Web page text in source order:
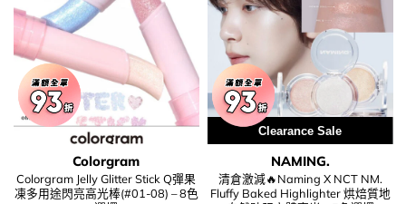
Colorgram
Colorgram Jelly Glitter Stick Q彈果
凍多用途閃亮高光棒(#01-08) – 8色
Clearance Sale
NAMING.
清倉激減🔥Naming X NCT NM.
Fluffy Baked Highlighter 烘焙質地